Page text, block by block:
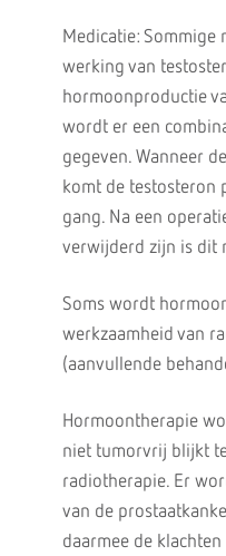
Medicatie: Sommige
werking van
hormoonproductie
wordt er een
gegeven. Wanneer
komt de testosteron
gang. Na een
verwijderd zijn is dit
Soms wordt
werkzaamheid van
(aanvullende
Hormoontherapie
niet tumorvrij blijkt
radiotherapie. Er
van de
daarmee de